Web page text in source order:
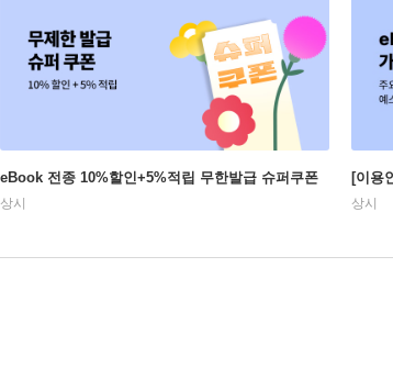
eBook 전종 10%할인+5%적립 무한발급 슈퍼쿠폰
상시
[이용
상시